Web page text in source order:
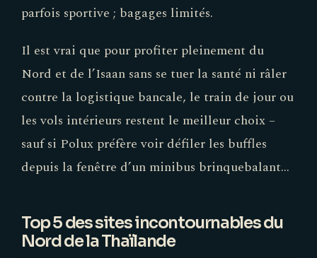
parfois sportive ; bagages limités.
Il est vrai que pour profiter pleinement du
Nord et de l’Isaan sans se tuer la santé ni râler
contre la logistique bancale, le train de jour ou
les vols intérieurs restent le meilleur choix –
sauf si Polux préfère voir défiler les buffles
depuis la fenêtre d’un minibus brinquebalant…
Top 5 des sites incontournables du
Nord de la Thaïlande